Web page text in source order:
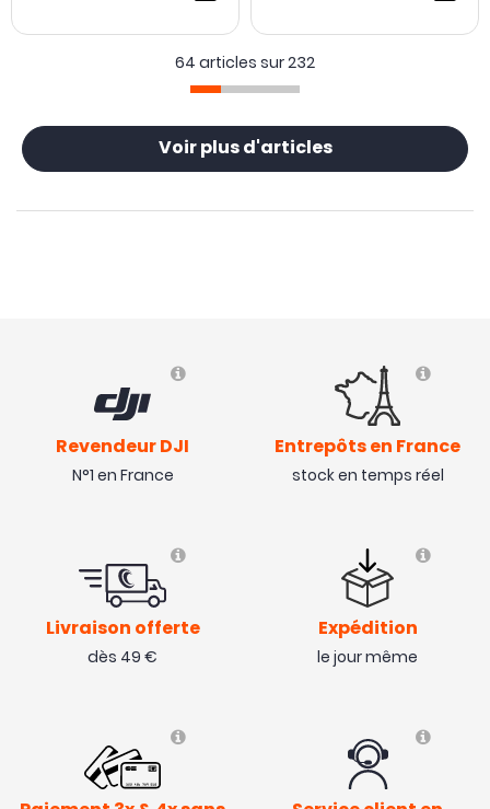
64 articles sur232
Voir plus d'articles
Revendeur DJI
N°1 en France
Entrepôts en France
stock en temps réel
Livraison offerte
dès 49 €
Expédition
le jour même